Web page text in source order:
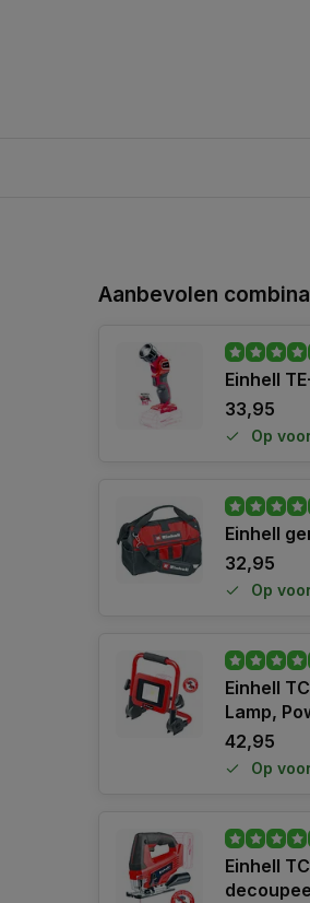
Aanbevolen
Einhell
33,95
Op
Einhell
32,95
Op
Einhell
Lamp,
42,95
Op
Einhell